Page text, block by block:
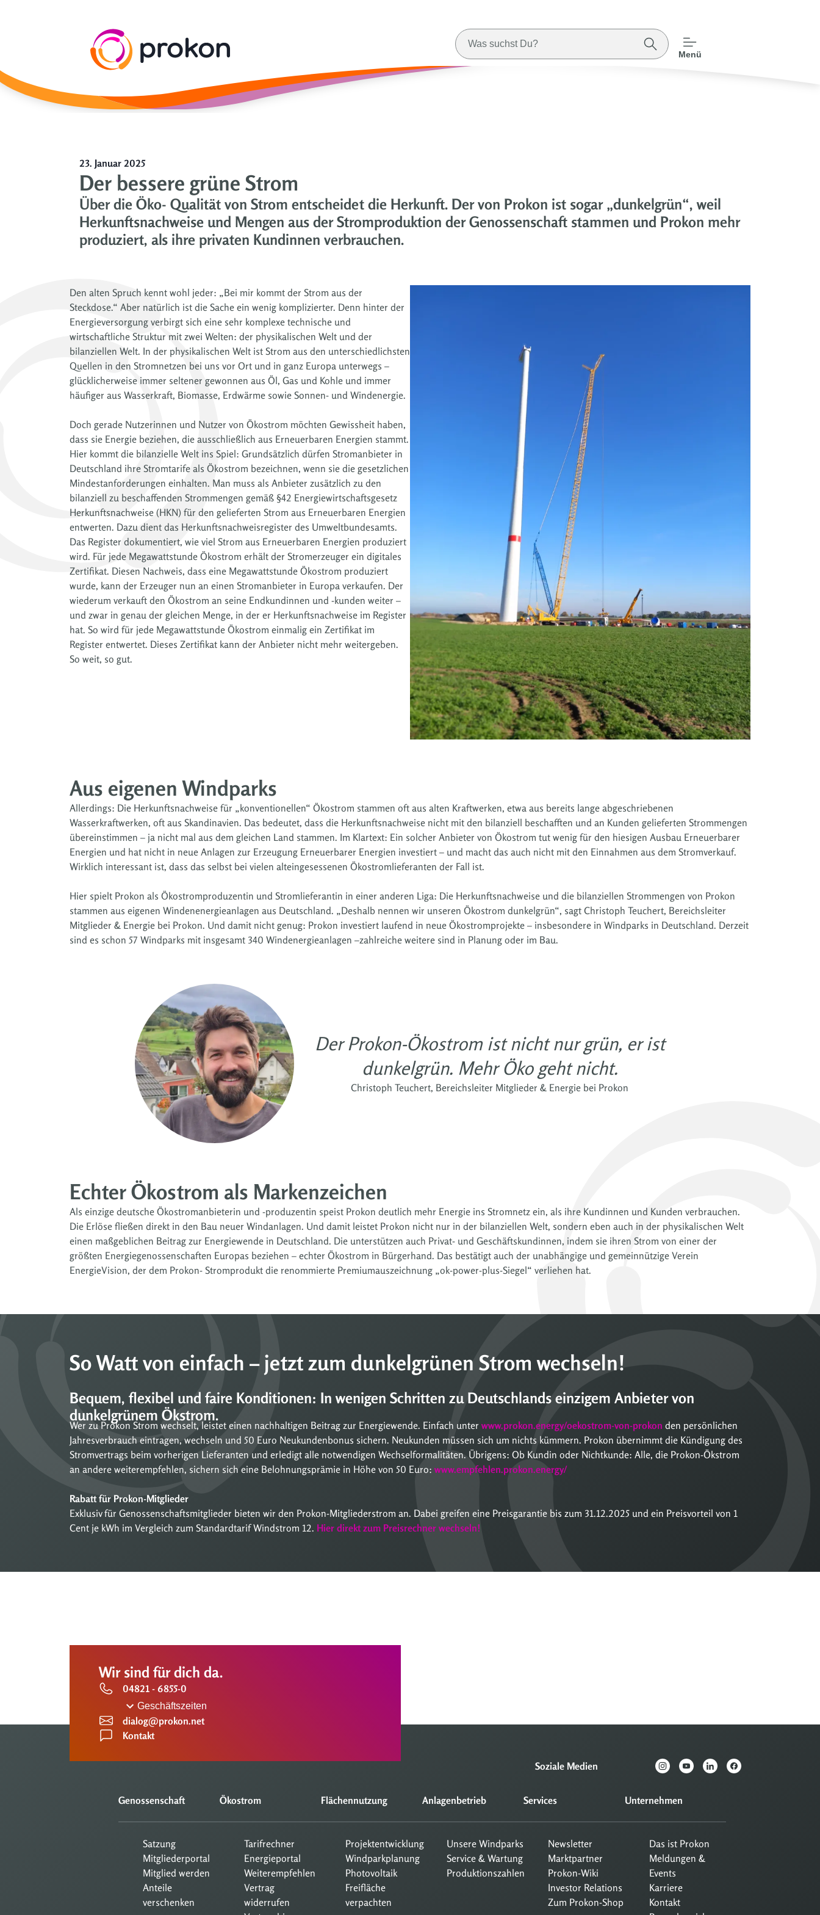
Menü
23. Januar 2025
Der bessere grüne Strom
Über die Öko- Qualität von Strom entscheidet die Herkunft. Der von Prokon ist sogar „dunkelgrün“, weil
Herkunftsnachweise und Mengen aus der Stromproduktion der Genossenschaft stammen und Prokon mehr
produziert, als ihre privaten Kundinnen verbrauchen.
Den alten Spruch kennt wohl jeder: „Bei mir kommt der Strom aus der
Steckdose.“ Aber natürlich ist die Sache ein wenig komplizierter. Denn hinter der
Energieversorgung verbirgt sich eine sehr komplexe technische und
wirtschaftliche Struktur mit zwei Welten: der physikalischen Welt und der
bilanziellen Welt. In der physikalischen Welt ist Strom aus den unterschiedlichsten
Quellen in den Stromnetzen bei uns vor Ort und in ganz Europa unterwegs –
glücklicherweise immer seltener gewonnen aus Öl, Gas und Kohle und immer
häufiger aus Wasserkraft, Biomasse, Erdwärme sowie Sonnen- und Windenergie.
Doch gerade Nutzerinnen und Nutzer von Ökostrom möchten Gewissheit haben,
dass sie Energie beziehen, die ausschließlich aus Erneuerbaren Energien stammt.
Hier kommt die bilanzielle Welt ins Spiel: Grundsätzlich dürfen Stromanbieter in
Deutschland ihre Stromtarife als Ökostrom bezeichnen, wenn sie die gesetzlichen
Mindestanforderungen einhalten. Man muss als Anbieter zusätzlich zu den
bilanziell zu beschaffenden Strommengen gemäß §42 Energiewirtschaftsgesetz
Herkunftsnachweise (HKN) für den gelieferten Strom aus Erneuerbaren Energien
entwerten. Dazu dient das Herkunftsnachweisregister des Umweltbundesamts.
Das Register dokumentiert, wie viel Strom aus Erneuerbaren Energien produziert
wird. Für jede Megawattstunde Ökostrom erhält der Stromerzeuger ein digitales
Zertifikat. Diesen Nachweis, dass eine Megawattstunde Ökostrom produziert
wurde, kann der Erzeuger nun an einen Stromanbieter in Europa verkaufen. Der
wiederum verkauft den Ökostrom an seine Endkundinnen und -kunden weiter –
und zwar in genau der gleichen Menge, in der er Herkunftsnachweise im Register
hat. So wird für jede Megawattstunde Ökostrom einmalig ein Zertifikat im
Register entwertet. Dieses Zertifikat kann der Anbieter nicht mehr weitergeben.
So weit, so gut.
Aus eigenen Windparks
Allerdings: Die Herkunftsnachweise für „konventionellen“ Ökostrom stammen oft aus alten Kraftwerken, etwa aus bereits lange abgeschriebenen
Wasserkraftwerken, oft aus Skandinavien. Das bedeutet, dass die Herkunftsnachweise nicht mit den bilanziell beschafften und an Kunden gelieferten Strommengen
übereinstimmen – ja nicht mal aus dem gleichen Land stammen. Im Klartext: Ein solcher Anbieter von Ökostrom tut wenig für den hiesigen Ausbau Erneuerbarer
Energien und hat nicht in neue Anlagen zur Erzeugung Erneuerbarer Energien investiert – und macht das auch nicht mit den Einnahmen aus dem Stromverkauf.
Wirklich interessant ist, dass das selbst bei vielen alteingesessenen Ökostromlieferanten der Fall ist.
Hier spielt Prokon als Ökostromproduzentin und Stromlieferantin in einer anderen Liga: Die Herkunftsnachweise und die bilanziellen Strommengen von Prokon
stammen aus eigenen Windenenergieanlagen aus Deutschland. „Deshalb nennen wir unseren Ökostrom dunkelgrün“, sagt Christoph Teuchert, Bereichsleiter
Mitglieder & Energie bei Prokon. Und damit nicht genug: Prokon investiert laufend in neue Ökostromprojekte – insbesondere in Windparks in Deutschland. Derzeit
sind es schon 57 Windparks mit insgesamt 340 Windenergieanlagen –zahlreiche weitere sind in Planung oder im Bau.
Der Prokon-Ökostrom ist nicht nur grün, er ist
dunkelgrün. Mehr Öko geht nicht.
Christoph Teuchert, Bereichsleiter Mitglieder & Energie bei Prokon
Echter Ökostrom als Markenzeichen
Als einzige deutsche Ökostromanbieterin und -produzentin speist Prokon deutlich mehr Energie ins Stromnetz ein, als ihre Kundinnen und Kunden verbrauchen.
Die Erlöse fließen direkt in den Bau neuer Windanlagen. Und damit leistet Prokon nicht nur in der bilanziellen Welt, sondern eben auch in der physikalischen Welt
einen maßgeblichen Beitrag zur Energiewende in Deutschland. Die unterstützen auch Privat- und Geschäftskundinnen, indem sie ihren Strom von einer der
größten Energiegenossenschaften Europas beziehen – echter Ökostrom in Bürgerhand. Das bestätigt auch der unabhängige und gemeinnützige Verein
EnergieVision, der dem Prokon- Stromprodukt die renommierte Premiumauszeichnung „ok-power-plus-Siegel“ verliehen hat.
So Watt von einfach – jetzt zum dunkelgrünen Strom wechseln!
Bequem, flexibel und faire Konditionen: In wenigen Schritten zu Deutschlands einzigem Anbieter von
dunkelgrünem Ökstrom.
Wer zu Prokon Strom wechselt, leistet einen nachhaltigen Beitrag zur Energiewende. Einfach unter www.prokon.energy/oekostrom-von-prokon den persönlichen
Jahresverbrauch eintragen, wechseln und 50 Euro Neukundenbonus sichern. Neukunden müssen sich um nichts kümmern. Prokon übernimmt die Kündigung des
Stromvertrags beim vorherigen Lieferanten und erledigt alle notwendigen Wechselformalitäten. Übrigens: Ob Kundin oder Nichtkunde: Alle, die Prokon-Ökstrom
an andere weiterempfehlen, sichern sich eine Belohnungsprämie in Höhe von 50 Euro: www.empfehlen.prokon.energy/
Rabatt für Prokon-Mitglieder
Exklusiv für Genossenschaftsmitglieder bieten wir den Prokon-Mitgliederstrom an. Dabei greifen eine Preisgarantie bis zum 31.12.2025 und ein Preisvorteil von 1
Cent je kWh im Vergleich zum Standardtarif Windstrom 12. Hier direkt zum Preisrechner wechseln!
Wir sind für dich da.
04821 - 6855-0
Geschäftszeiten
dialog@prokon.net
Kontakt
Soziale Medien
Genossenschaft
Satzung
Mitgliederportal
Mitglied werden
Anteile
verschenken
Ökostrom
Tarifrechner
Energieportal
Weiterempfehlen
Vertrag
widerrufen
Flächennutzung
Projektentwicklung
Windparkplanung
Photovoltaik
Freifläche
verpachten
Anlagenbetrieb
Unsere Windparks
Service & Wartung
Produktionszahlen
Services
Newsletter
Marktpartner
Prokon-Wiki
Investor Relations
Zum Prokon-Shop
Unternehmen
Das ist Prokon
Meldungen &
Events
Karriere
Kontakt